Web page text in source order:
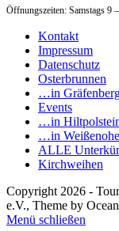
Öffnungszeiten: Samstags 9
Kontakt
Impressum
Datenschutz
Osterbrunnen
…in
Events
…in
…in Weißenohe
ALLE
Kirchweihen
Copyright 2026 -
e.V., Theme by
Menü schließen